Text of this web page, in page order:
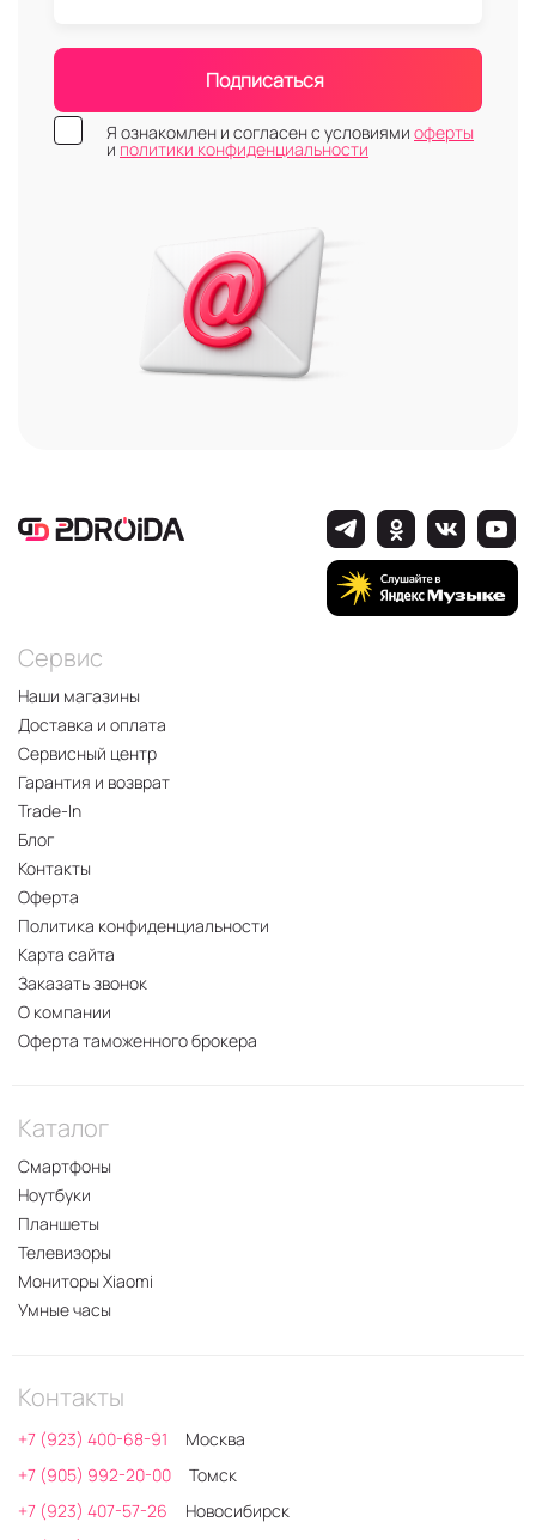
Подписаться
Я ознакомлен и согласен с условиями оферты
и политики конфиденциальности
Сервис
Наши магазины
Доставка и оплата
Сервисный центр
Гарантия и возврат
Trade-In
Блог
Контакты
Оферта
Политика конфиденциальности
Карта сайта
Заказать звонок
О компании
Оферта таможенного брокера
Каталог
Смартфоны
Ноутбуки
Планшеты
Телевизоры
Мониторы Xiaomi
Умные часы
Контакты
+7 (923) 400-68-91
Москва
+7 (905) 992-20-00
Томск
+7 (923) 407-57-26
Новосибирск